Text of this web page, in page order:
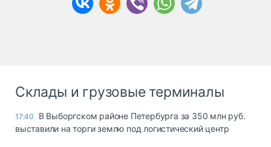
Склады и грузовые терминалы
17:40
В Выборгском районе Петербурга за 350 млн руб.
выставили на торги землю под логистический центр